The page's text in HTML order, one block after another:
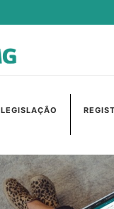
LEGISLAÇÃO